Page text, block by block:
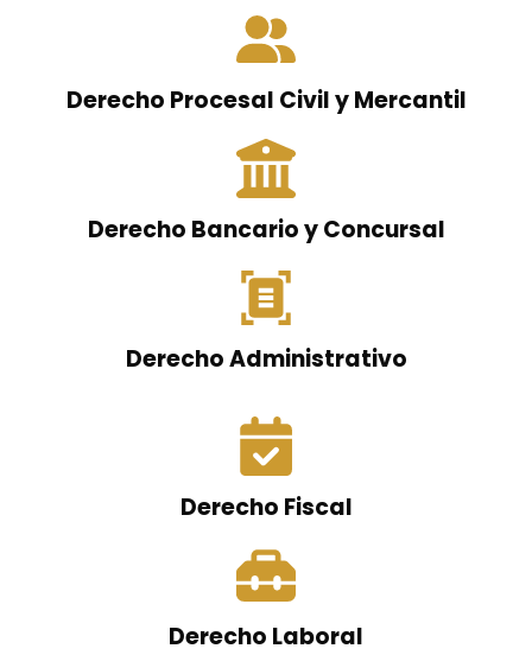
Derecho Procesal Civil y Mercantil
Derecho Bancario y Concursal
Derecho Administrativo
Derecho Fiscal
Derecho Laboral